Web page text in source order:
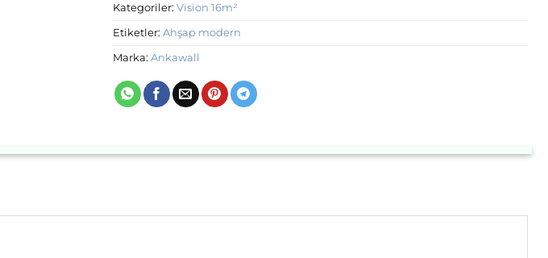
Kategoriler: Vision 16m²
Etiketler: Ahşap modern
Marka: Ankawall